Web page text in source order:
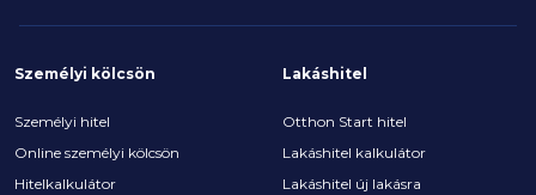
Személyi kölcsön
Személyi hitel
Online személyi kölcsön
Hitelkalkulátor
Lakáshitel
Otthon Start hitel
Lakáshitel kalkulátor
Lakáshitel új lakásra